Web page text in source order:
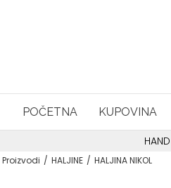
POČETNA KUPOVINA
Proizvodi HALJINE HALJINA NIKOL